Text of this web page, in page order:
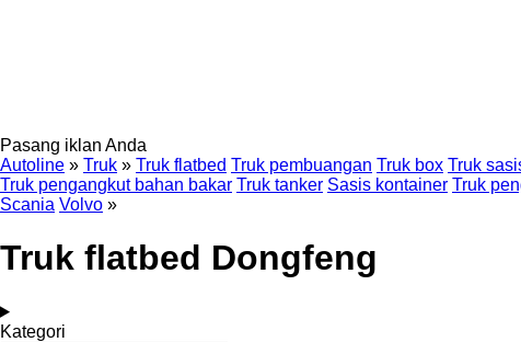
Pasang iklan Anda
Autoline » Truk » Truk flatbed Truk pembuangan Truk box Truk
Truk pengangkut bahan bakar Truk tanker Sasis kontainer Truk
Scania Volvo »
Truk flatbed Dongfeng
Kategori